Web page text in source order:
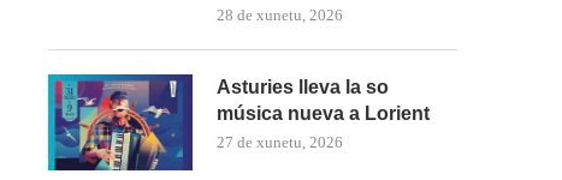
28 de xunetu, 2026
Asturies lleva la so
música nueva a Lorient
27 de xunetu, 2026